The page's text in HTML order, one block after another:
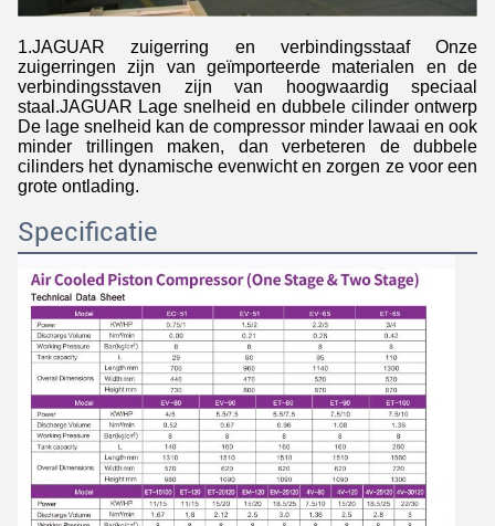
1.JAGUAR zuigerring en verbindingsstaaf Onze
zuigerringen zijn van geïmporteerde materialen en de
verbindingsstaven zijn van hoogwaardig speciaal
staal.JAGUAR Lage snelheid en dubbele cilinder ontwerp
De lage snelheid kan de compressor minder lawaai en ook
minder trillingen maken, dan verbeteren de dubbele
cilinders het dynamische evenwicht en zorgen ze voor een
grote ontlading.
Specificatie